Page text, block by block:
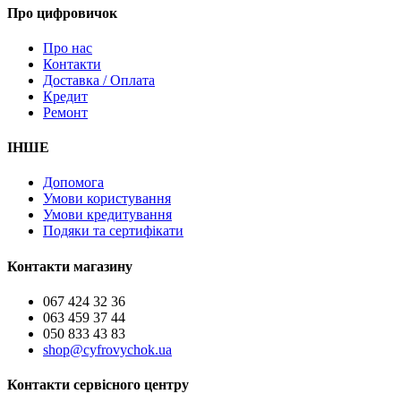
Про цифровичок
Про нас
Контакти
Доставка / Оплата
Кредит
Ремонт
ІНШЕ
Допомога
Умови користування
Умови кредитування
Подяки та сертифікати
Контакти магазину
067 424 32 36
063 459 37 44
050 833 43 83
shop@cyfrovychok.ua
Контакти сервісного центру